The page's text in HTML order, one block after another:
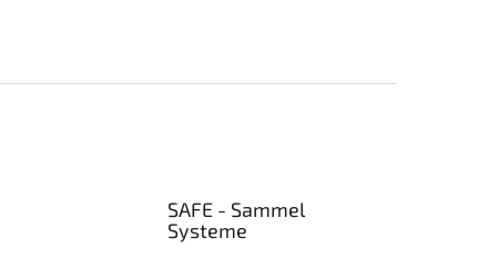
SAFE - Sammel
Systeme